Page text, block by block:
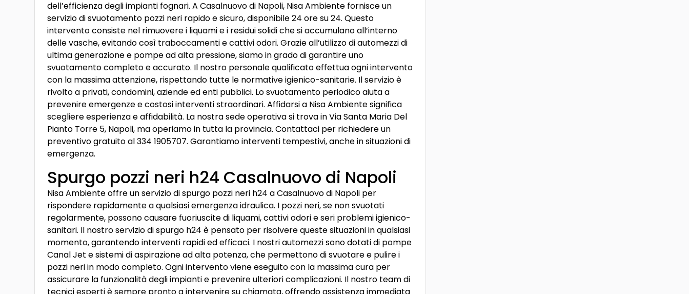
dell’efficienza degli impianti fognari. A Casalnuovo di Napoli, Nisa Ambiente fornisce un
servizio di svuotamento pozzi neri rapido e sicuro, disponibile 24 ore su 24. Questo
intervento consiste nel rimuovere i liquami e i residui solidi che si accumulano all’interno
delle vasche, evitando così traboccamenti e cattivi odori. Grazie all’utilizzo di automezzi di
ultima generazione e pompe ad alta pressione, siamo in grado di garantire uno
svuotamento completo e accurato. Il nostro personale qualificato effettua ogni intervento
con la massima attenzione, rispettando tutte le normative igienico-sanitarie. Il servizio è
rivolto a privati, condomini, aziende ed enti pubblici. Lo svuotamento periodico aiuta a
prevenire emergenze e costosi interventi straordinari. Affidarsi a Nisa Ambiente significa
scegliere esperienza e affidabilità. La nostra sede operativa si trova in Via Santa Maria Del
Pianto Torre 5, Napoli, ma operiamo in tutta la provincia. Contattaci per richiedere un
preventivo gratuito al 334 1905707. Garantiamo interventi tempestivi, anche in situazioni di
emergenza.
Spurgo pozzi neri h24 Casalnuovo di Napoli
Nisa Ambiente offre un servizio di spurgo pozzi neri h24 a Casalnuovo di Napoli per
rispondere rapidamente a qualsiasi emergenza idraulica. I pozzi neri, se non svuotati
regolarmente, possono causare fuoriuscite di liquami, cattivi odori e seri problemi igienico-
sanitari. Il nostro servizio di spurgo h24 è pensato per risolvere queste situazioni in qualsiasi
momento, garantendo interventi rapidi ed efficaci. I nostri automezzi sono dotati di pompe
Canal Jet e sistemi di aspirazione ad alta potenza, che permettono di svuotare e pulire i
pozzi neri in modo completo. Ogni intervento viene eseguito con la massima cura per
assicurare la funzionalità degli impianti e prevenire ulteriori complicazioni. Il nostro team di
tecnici esperti è sempre pronto a intervenire su chiamata, offrendo assistenza immediata